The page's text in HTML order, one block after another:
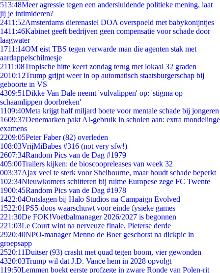
513:48Meer agressie tegen een andersluidende politieke mening, laat
jij je intimideren?
2411:52Amsterdams dierenasiel DOA overspoeld met babykonijntjes
1411:46Kabinet geeft bedrijven geen compensatie voor schade door
laagwater
1711:14OM eist TBS tegen verwarde man die agenten stak met
aardappelschilmesje
2111:08Tropische hitte keert zondag terug met lokaal 32 graden
2010:12Trump grijpt weer in op automatisch staatsburgerschap bij
geboorte in VS
4309:51Dikke Van Dale neemt 'vulvalippen' op: 'stigma op
schaamlippen doorbreken'
1109:40Meta krijgt half miljard boete voor mentale schade bij jongeren
1609:37Denemarken pakt AI-gebruik in scholen aan: extra mondelinge
examens
2209:05Peter Faber (82) overleden
108:03VrijMiBabes #316 (not very sfw!)
2607:34Random Pics van de Dag #1979
405:00Trailers kijken: de bioscoopreleases van week 32
003:37Ajax veel te sterk voor Shelbourne, maar houdt schade beperkt
102:34Nieuwkomers schitteren bij ruime Europese zege FC Twente
1900:45Random Pics van de Dag #1978
1422:04Ontslagen bij Halo Studios na Campaign Evolved
1522:01PS5-doos waarschuwt voor einde fysieke games
221:30De FOK!Voetbalmanager 2026/2027 is begonnen
221:03Le Court wint na nerveuze finale, Pieterse derde
2920:40NPO-manager Menno de Boer geschorst na dickpic in
groepsapp
2520:11Duitser (93) crasht met quad tegen boom, vier gewonden
4320:03Trump wil dat J.D. Vance hem in 2028 opvolgt
119:50Lemmen boekt eerste profzege in zware Ronde van Polen-rit